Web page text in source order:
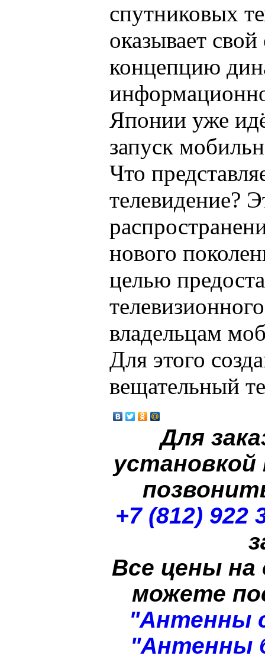
спутниковых
оказывает
концепцию
Японии уже
запуск
Что
телевидение?
нового
целью
владельцам
Для этого
вещательный
Для
+7 (812) 922
Все цены на
можете
"Антенны
"Антенны